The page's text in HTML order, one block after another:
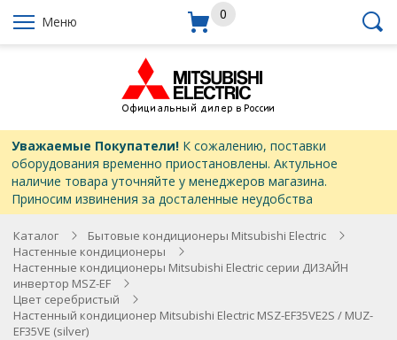
Меню 0
Уважаемые Покупатели!К сожалению, поставки
оборудования временно приостановлены. Актульное
наличие товара уточняйте у менеджеров магазина.
Приносим извинения за досталенные неудобства
Каталог
Бытовые кондиционеры Mitsubishi Electric
Настенные кондиционеры
Настенные кондиционеры Mitsubishi Electric серии ДИЗАЙН
инвертор MSZ-EF
Цвет серебристый
Настенный кондиционер Mitsubishi Electric MSZ-EF35VE2S / MUZ-
EF35VE (silver)